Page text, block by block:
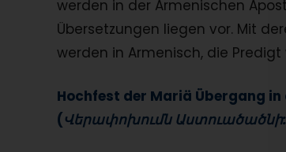
werden in der Armenischen
Übersetzungen liegen vor. Mit
werden in Armenisch, die
Hochfest der Mariä Übergang in
(Վերափոխումն Աստուածածնի: